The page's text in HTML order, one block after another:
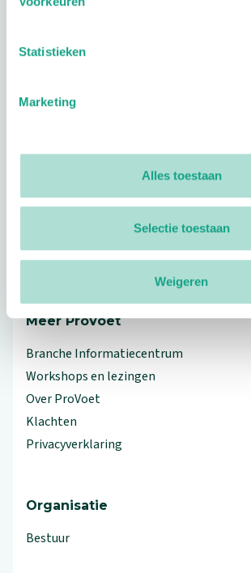
Statistieken
Marketing
Alles toestaan
Selectie toestaan
Weigeren
Reviews
Footer
linkedin(Let op uitgaande link)
facebook(Let op uitgaande
twitter(Let op
instagram(Let
Meer ProVoet
Branche Informatiecentrum
Workshops en lezingen
Over ProVoet
Klachten
Privacyverklaring
Organisatie
Bestuur